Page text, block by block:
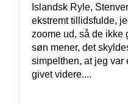
Islandsk Ryle,
ekstremt tillidsfulde,
zoome ud, så de ikke
søn mener, det
simpelthen, at jeg var
givet videre....